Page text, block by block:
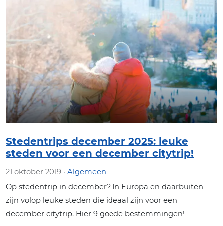
Stedentrips december 2025: leuke
steden voor een december citytrip!
21 oktober 2019 · Algemeen
Op stedentrip in december? In Europa en daarbuiten
zijn volop leuke steden die ideaal zijn voor een
december citytrip. Hier 9 goede bestemmingen!